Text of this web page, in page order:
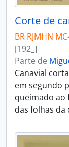
Corte de
BR RJMHN
[192_]
Parte de
Canavial
em segundo
queimado ao
das folhas da